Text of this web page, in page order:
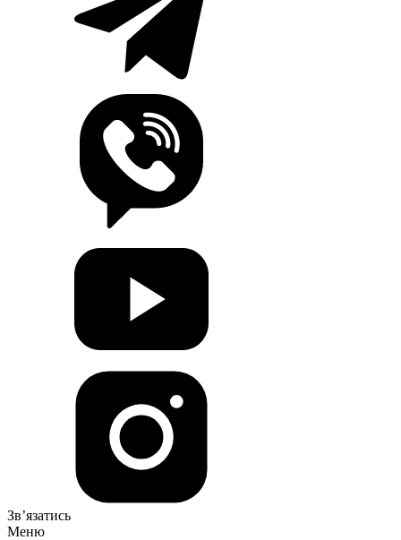
Зв’язатись
Меню